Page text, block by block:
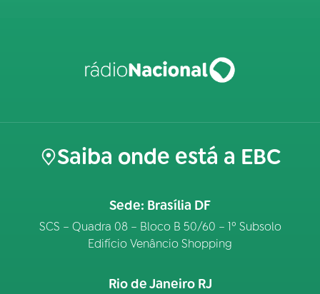
Saiba onde está a EBC
Sede: Brasília DF
SCS – Quadra 08 – Bloco B 50/60 – 1º Subsolo
Edifício Venâncio Shopping
Rio de Janeiro RJ